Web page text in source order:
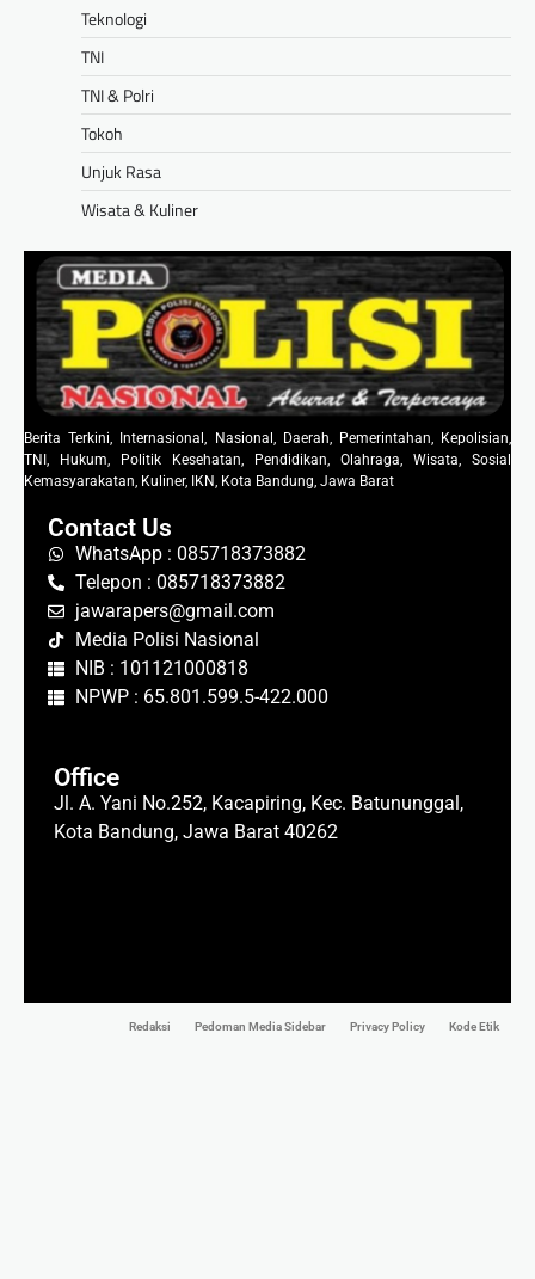
Teknologi
TNI
TNI & Polri
Tokoh
Unjuk Rasa
Wisata & Kuliner
Berita Terkini, Internasional, Nasional, Daerah, Pemerintahan, Kepolisian,
TNI, Hukum, Politik Kesehatan, Pendidikan, Olahraga, Wisata, Sosial
Kemasyarakatan, Kuliner, IKN, Kota Bandung, Jawa Barat
Contact Us
WhatsApp : 085718373882
Telepon : 085718373882
jawarapers@gmail.com
Media Polisi Nasional
NIB : 101121000818
NPWP : 65.801.599.5-422.000
Office
Jl. A. Yani No.252, Kacapiring, Kec. Batununggal,
Kota Bandung, Jawa Barat 40262
Redaksi Pedoman Media Sidebar Privacy Policy Kode Etik